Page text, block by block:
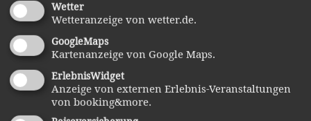
Unsere Urlaubs-Experten beraten Sie
Tourist-Information Arnbruck
Gemeindezentrum 1, 93471 Arnbruck
Wetter
Wetteranzeige von wetter.de.
GoogleMaps
Kartenanzeige von Google Maps.
ErlebnisWidget
Anzeige von externen Erlebnis-Veranstaltungen
von booking&more.